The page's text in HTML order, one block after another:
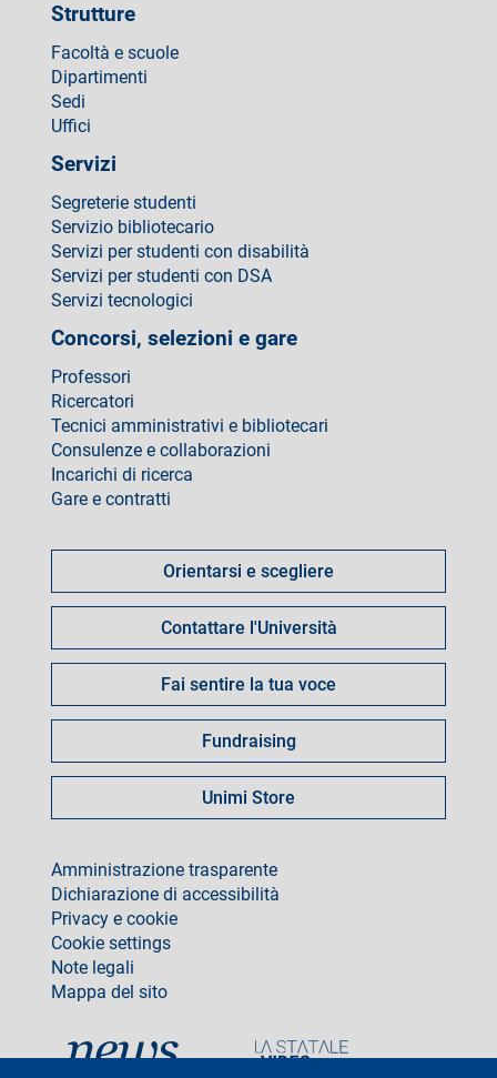
Strutture
Facoltà e scuole
Dipartimenti
Sedi
Uffici
Servizi
Segreterie studenti
Servizio bibliotecario
Servizi per studenti con disabilità
Servizi per studenti con DSA
Servizi tecnologici
Concorsi, selezioni e gare
Professori
Ricercatori
Tecnici amministrativi e bibliotecari
Consulenze e collaborazioni
Incarichi di ricerca
Gare e contratti
fare
Orientarsi e scegliere
Contattare l'Università
Fai sentire la tua voce
Fundraising
Unimi Store
footer
Amministrazione trasparente
Dichiarazione di accessibilità
Privacy e cookie
Cookie settings
Note legali
Mappa del sito
social